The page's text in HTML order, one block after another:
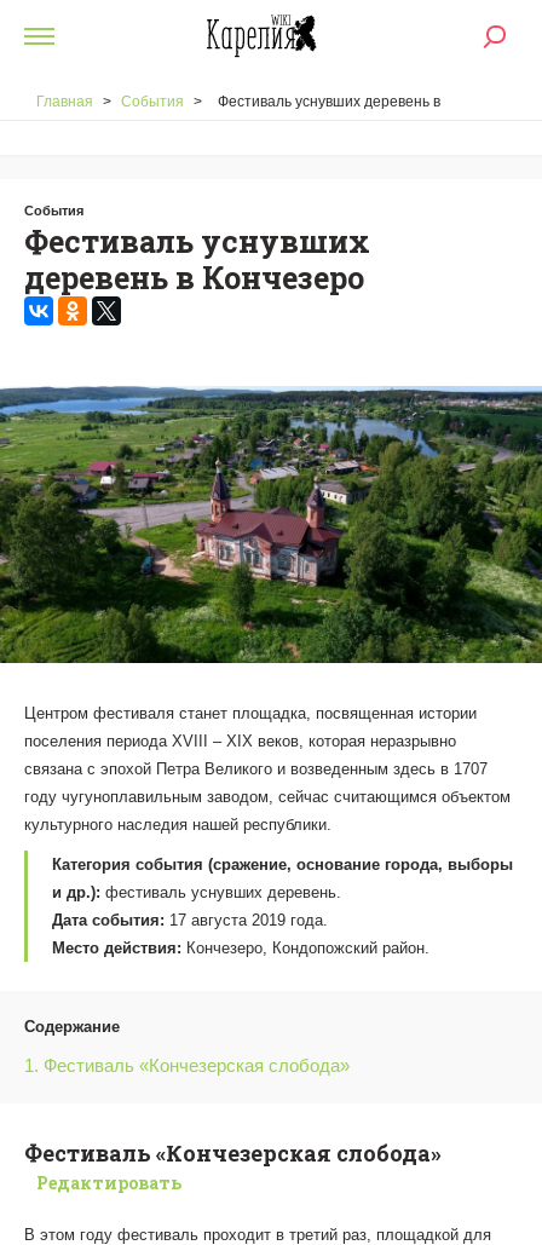
Главная > События >
Фестиваль уснувших деревень в
События
Фестиваль уснувших
деревень в Кончезеро
Центром фестиваля станет площадка, посвященная истории
поселения периода XVIII – XIX веков, которая неразрывно
связана с эпохой Петра Великого и возведенным здесь в 1707
году чугуноплавильным заводом, сейчас считающимся объектом
культурного наследия нашей республики.
Категория события (сражение, основание города, выборы
и др.): фестиваль уснувших деревень.
Дата события: 17 августа 2019 года.
Место действия: Кончезеро, Кондопожский район.
Содержание
1. Фестиваль «Кончезерская слобода»
Фестиваль «Кончезерская слобода»
Редактировать
В этом году фестиваль проходит в третий раз, площадкой для